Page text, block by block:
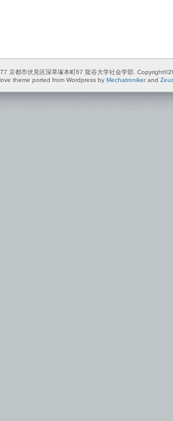
京都市伏見区深草塚本町67 龍谷大学社会学部.
theme ported from Wordpress by Mechatronikerand